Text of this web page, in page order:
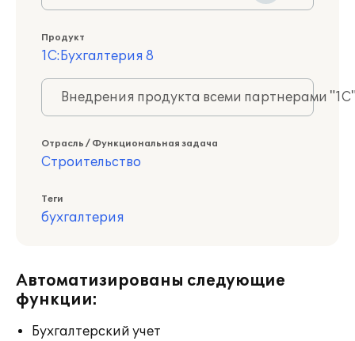
Продукт
1С:Бухгалтерия 8
Внедрения продукта всеми партнерами
Отрасль / Функциональная задача
Строительство
Теги
бухгалтерия
Автоматизированы следующие
функции:
Бухгалтерский учет